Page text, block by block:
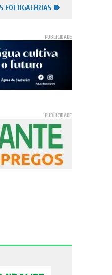
FOTOGALERIAS